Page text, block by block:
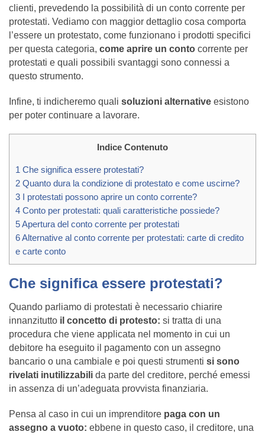
clienti, prevedendo la possibilità di un conto corrente per
protestati. Vediamo con maggior dettaglio cosa comporta
l’essere un protestato, come funzionano i prodotti specifici
per questa categoria, come aprire un conto corrente per
protestati e quali possibili svantaggi sono connessi a
questo strumento.
Infine, ti indicheremo quali soluzioni alternative esistono
per poter continuare a lavorare.
Indice Contenuto
1 Che significa essere protestati?
2 Quanto dura la condizione di protestato e come uscirne?
3 I protestati possono aprire un conto corrente?
4 Conto per protestati: quali caratteristiche possiede?
5Apertura del conto corrente per protestati
6Alternative al conto corrente per protestati: carte di credito
e carte conto
Che significa essere protestati?
Quando parliamo di protestati è necessario chiarire
innanzitutto il concetto di protesto: si tratta di una
procedura che viene applicata nel momento in cui un
debitore ha eseguito il pagamento con un assegno
bancario o una cambiale e poi questi strumenti si sono
rivelati inutilizzabili da parte del creditore, perché emessi
in assenza di un’adeguata provvista finanziaria.
Pensa al caso in cui un imprenditore paga con un
assegno a vuoto: ebbene in questo caso, il creditore, una